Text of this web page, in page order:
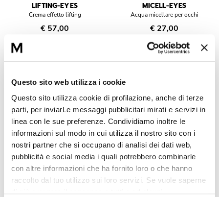
Questo sito web utilizza i cookie
Questo sito utilizza cookie di profilazione, anche di terze
parti, per inviarLe messaggi pubblicitari mirati e servizi in
linea con le sue preferenze. Condividiamo inoltre le
informazioni sul modo in cui utilizza il nostro sito con i
nostri partner che si occupano di analisi dei dati web,
pubblicità e social media i quali potrebbero combinarle
con altre informazioni che ha fornito loro o che hanno
raccolto dal tuo utilizzo sui loro servizi. Se vuole saperne
di più o negare il consenso a tutti o ad alcuni
LIFTING-EYES
Crema effetto lifting
€ 57,00
MICELL-EYES
Acqua micellare per occhi
€ 27,00
RECHARGE LIFTING-
EYES
Una crema ad effetto lifting
Non disponibile
RECHARGE RELAX-
EYES
Anti borse, anti occhiaie
€ 46,00